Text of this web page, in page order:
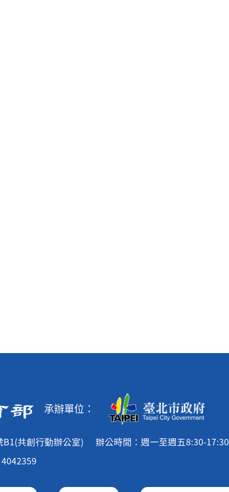
承辦單位：
共創行動辦公室) 辦公時間：週一至週五8:30-17:30